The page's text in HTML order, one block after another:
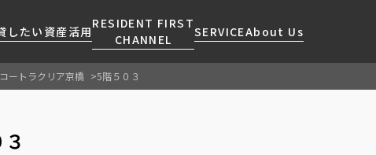
したい 資産活用
RESIDENT FIRST
CHANNEL
SERVICEAbout Us
コートラクリア京橋 5階５０３